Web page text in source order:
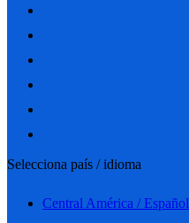
Selecciona país / idioma
Central América / Español